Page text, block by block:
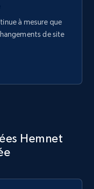
à mesure que
de site
Hemnet